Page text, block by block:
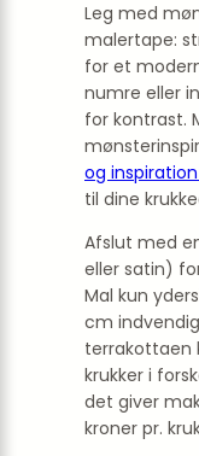
Leg med
malertape:
for et
numre eller
for kontrast.
og
til dine
Afslut med
eller satin)
Mal kun
cm
terrakottaen
krukker i
det giver
kroner pr.